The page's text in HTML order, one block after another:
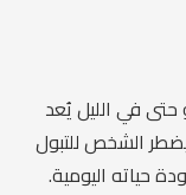
حتى في الليل يُعد
الشخص للتبول
حياته اليومية.